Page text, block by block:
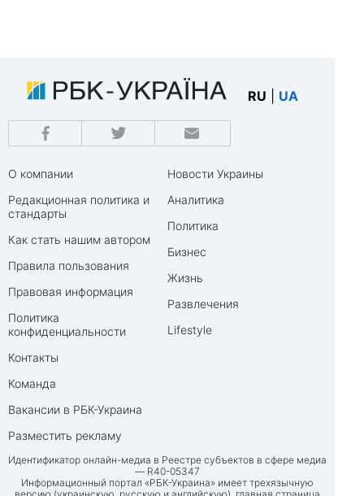
RU UA
О компании
Редакционная политика и
стандарты
Как стать нашим автором
Правила пользования
Правовая информация
Политика
конфиденциальности
Контакты
Команда
Вакансии в РБК-Украина
Разместить рекламу
Новости Украины
Аналитика
Политика
Бизнес
Жизнь
Развлечения
Lifestyle
Идентификатор онлайн-медиа в Реестре субъектов в сфере медиа
— R40-05347
Информационный портал «РБК-Украина» имеет трехязычную